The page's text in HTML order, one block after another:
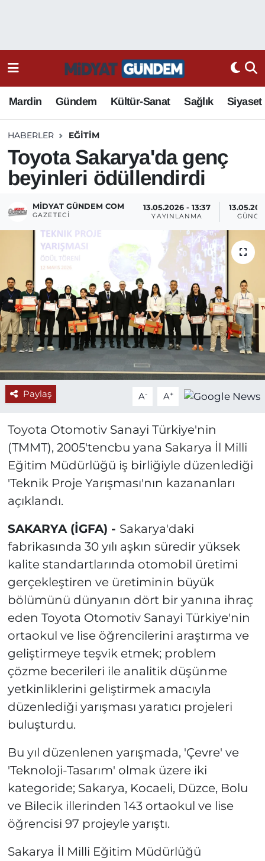
Mardin Gündem Kültür-Sanat Sağlık Siyaset
HABERLER EĞITIM
Toyota Sakarya'da genç
beyinleri ödüllendirdi
MIDYAT GÜNDEM COM
GAZETECI
13.05.2026 - 13:37
YAYINLANMA
Paylaş A- A+
Toyota Otomotiv Sanayi Türkiye'nin
(TMMT), 2005'tencbu yana Sakarya İl Milli
Eğitim Müdürlüğü iş birliğiyle düzenlediği
'Teknik Proje Yarışması'nın kazananları
açıklandı.
SAKARYA (İGFA) - Sakarya'daki
fabrikasında 30 yılı aşkın süredir yüksek
kalite standartlarında otomobil üretimi
gerçekleştiren ve üretiminin büyük
bölümünü dünyanın dört bir yanına ihraç
eden Toyota Otomotiv Sanayi Türkiye'nin
ortaokul ve lise öğrencilerini araştırma ve
geliştirmeye teşvik etmek; problem
çözme becerileri ile analitik düşünme
yetkinliklerini geliştirmek amacıyla
düzenlediği yarışması yaratıcı projeleri
buluşturdu.
Bu yıl düzenlenen yarışmada, 'Çevre' ve
'Teknoloji-Tasarım' olmak üzere iki
kategoride; Sakarya, Kocaeli, Düzce, Bolu
ve Bilecik illerinden 143 ortaokul ve lise
öğrencisi 97 projeyle yarıştı.
Sakarya İl Milli Eğitim Müdürlüğü